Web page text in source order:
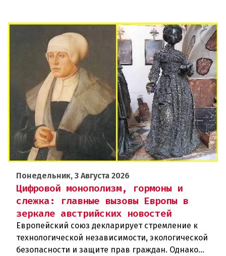
Понедельник, 3 Августа 2026
Цифровой монополизм, гормоны и
слежка: главные вызовы Европы в
зеркале австрийских новостей
Европейский союз декларирует стремление к
технологической независимости, экологической
безопасности и защите прав граждан. Однако